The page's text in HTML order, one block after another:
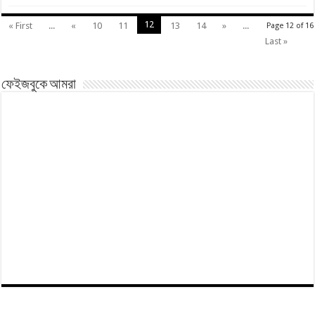
Page 12 of 16
« First ... « 10 11 12 13 14 »
...
Last »
ফেইজবুকে আমরা